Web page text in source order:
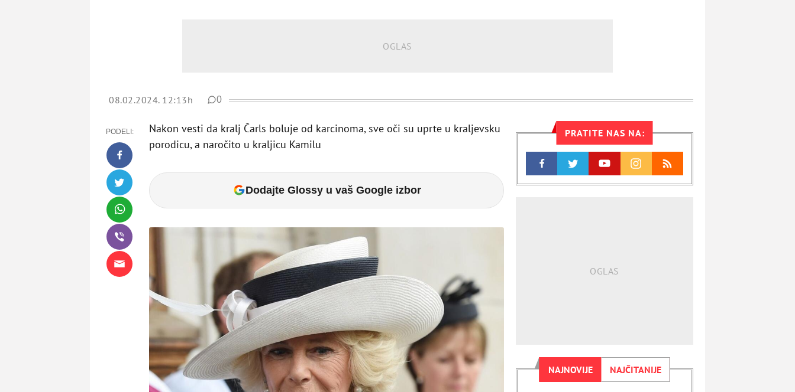
08.02.2024. 12:13h 0
PODELI:
Nakon vesti da kralj Čarls boluje od karcinoma, sve oči su uprte u kraljevsku
porodicu, a naročito u kraljicu Kamilu
Dodajte Glossy u vaš Google izbor
PRATITE NAS NA:
NAJNOVIJE NAJČITANIJE